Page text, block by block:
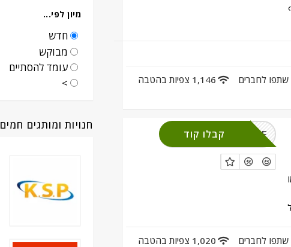
1,146 צפיות בהטבה שתפו לחברים
WELCOMEקבלו קוד
1,020 צפיות בהטבה שתפו לחברים
מיון לפי...
חדש
מבוקש
עומד להסתיים
>
חנויות ומותגים חמים